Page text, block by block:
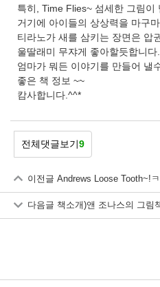
특히, Time Flies~ 섬세한 그림이
거기에 아이들의 상상력을 마구
티라노가 새를 삼키는 장면은 압
울딸래미 무쟈게 좋아할듯합니다.
엄마가 뭐든 이야기를 만들어 낼
좋은 책 정보 ~~
캄사합니다.^^*
전체댓글보기9
이전글 Andrews Loose Tooth~!
다음글 책소개)앤 조나스의 그림